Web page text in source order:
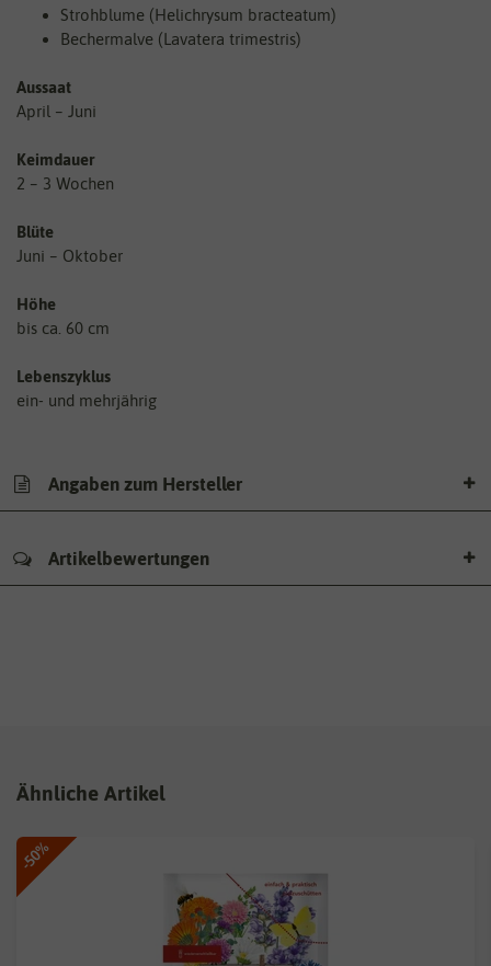
Strohblume (Helichrysum bracteatum)
Bechermalve (Lavatera trimestris)
Aussaat
April – Juni
Keimdauer
2 – 3 Wochen
Blüte
Juni – Oktober
Höhe
bis ca. 60 cm
Lebenszyklus
ein- und mehrjährig
Angaben zum Hersteller
Artikelbewertungen
Ähnliche Artikel
-50%